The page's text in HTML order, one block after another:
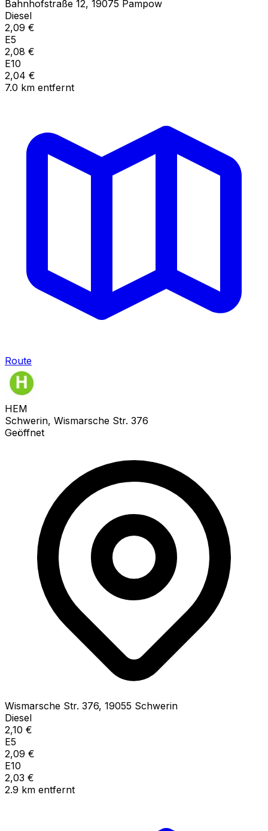
Bahnhofstraße 12, 19075 Pampow
Diesel
2,09 €
E5
2,08 €
E10
2,04 €
7.0 km entfernt
Route
HEM
Schwerin, Wismarsche Str. 376
Geöffnet
Wismarsche Str. 376, 19055 Schwerin
Diesel
2,10 €
E5
2,09 €
E10
2,03 €
2.9 km entfernt